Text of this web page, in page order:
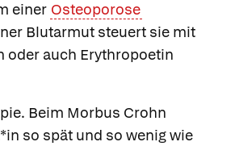
einer Osteoporose
Blutarmut steuert sie mit
oder auch Erythropoetin
Beim Morbus Crohn
so spät und so wenig wie